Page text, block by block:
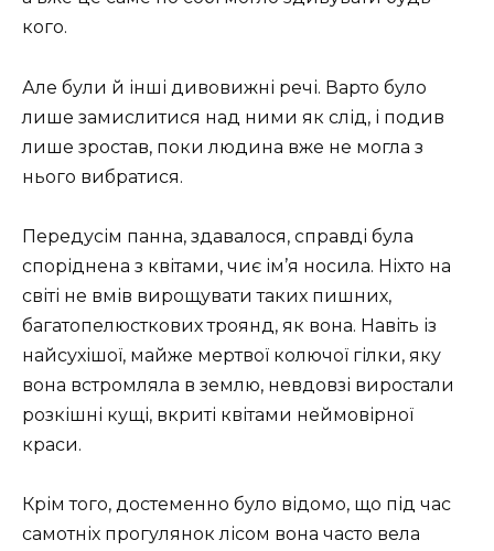
кого.
Але були й інші дивовижні речі. Варто було
лише замислитися над ними як слід, і подив
лише зростав, поки людина вже не могла з
нього вибратися.
Передусім панна, здавалося, справді була
споріднена з квітами, чиє ім’я носила. Ніхто на
світі не вмів вирощувати таких пишних,
багатопелюсткових троянд, як вона. Навіть із
найсухішої, майже мертвої колючої гілки, яку
вона встромляла в землю, невдовзі виростали
розкішні кущі, вкриті квітами неймовірної
краси.
Крім того, достеменно було відомо, що під час
самотніх прогулянок лісом вона часто вела